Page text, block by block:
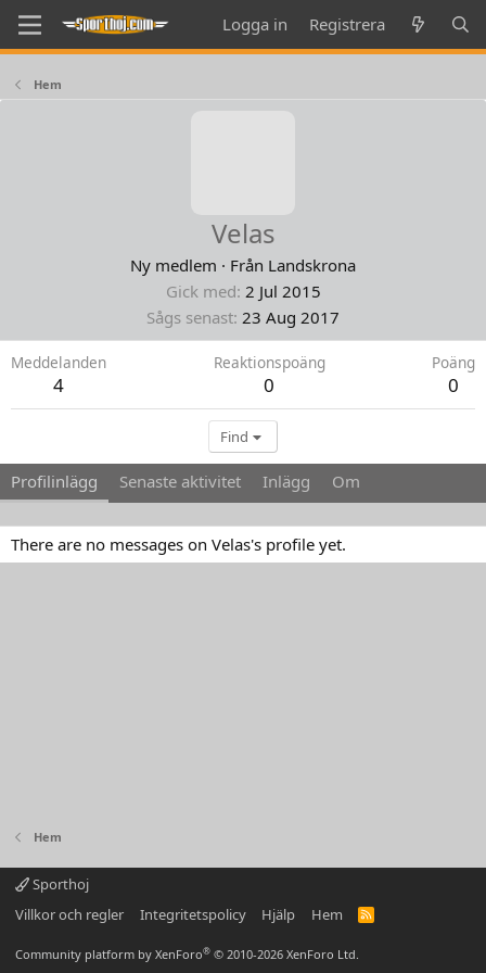
Logga in Registrera
Hem
Velas
Ny medlem · Från Landskrona
Gick med 2 Jul 2015
Sågs senast 23 Aug 2017
Meddelanden
4
Reaktionspoäng
0
Poäng
0
Find
Profilinlägg Senaste aktivitet Inlägg Om
There are no messages on Velas's profile yet.
Hem
Sporthoj
Villkor och regler
Integritetspolicy Hjälp Hem
R
Community platform by XenForo® © 2010-2026 XenForo Ltd.